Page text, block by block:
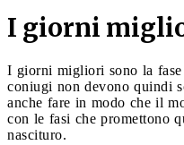
I giorni
I giorni migliori sono la fase
coniugi non devono quindi
anche fare in modo che il
con le fasi che promettono
nascituro.